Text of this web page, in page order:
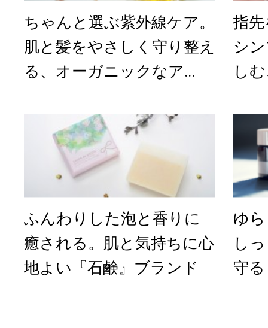
ちゃんと選ぶ紫外線ケア。
肌と髪をやさしく守り整え
る、オーガニックなア...
指
シ
し
ふんわりした泡と香りに
癒される。肌と気持ちに心
地よい『石鹸』ブランド
ゆ
し
守